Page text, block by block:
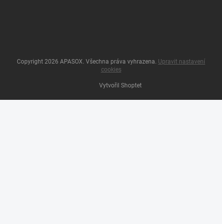
Vytvořil Shoptet
Copyright 2026 APASOX. Všechna práva vyhrazena. Upravit nastavení
cookies